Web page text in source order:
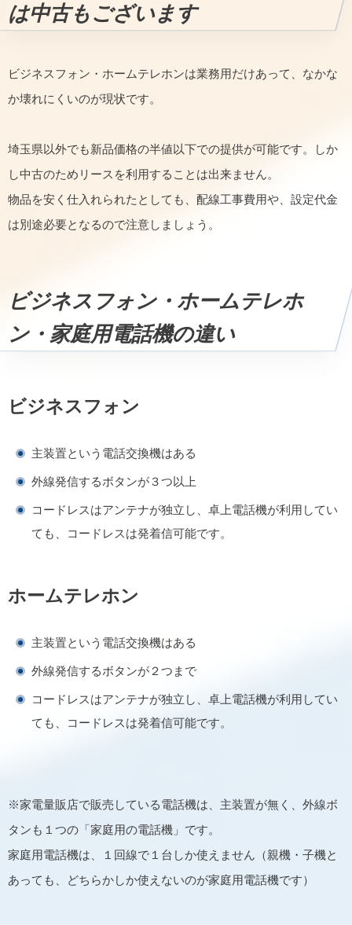
は中古もございます
ビジネスフォン・ホームテレホンは業務用だけあって、なかな
か壊れにくいのが現状です。
埼玉県以外でも新品価格の半値以下での提供が可能です。しか
し中古のためリースを利用することは出来ません。
物品を安く仕入れられたとしても、配線工事費用や、設定代金
は別途必要となるので注意しましょう。
ビジネスフォン・ホームテレホ
ン・家庭用電話機の違い
ビジネスフォン
主装置という電話交換機はある
外線発信するボタンが３つ以上
コードレスはアンテナが独立し、卓上電話機が利用してい
ても、コードレスは発着信可能です。
ホームテレホン
主装置という電話交換機はある
外線発信するボタンが２つまで
コードレスはアンテナが独立し、卓上電話機が利用してい
ても、コードレスは発着信可能です。
※家電量販店で販売している電話機は、主装置が無く、外線ボ
タンも１つの「家庭用の電話機」です。
家庭用電話機は、１回線で１台しか使えません（親機・子機と
あっても、どちらかしか使えないのが家庭用電話機です）